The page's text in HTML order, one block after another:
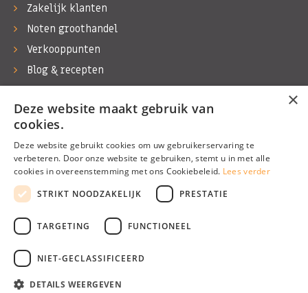
Zakelijk klanten
Noten groothandel
Verkooppunten
Blog & recepten
Werken bij Bas Boer Noten
Contact
©1974 - 2026 Bas Boer Noten
×
Deze website maakt gebruik van
cookies.
Deze website gebruikt cookies om uw gebruikerservaring te
verbeteren. Door onze website te gebruiken, stemt u in met alle
cookies in overeenstemming met ons Cookiebeleid. Lees verder
STRIKT NOODZAKELIJK
PRESTATIE
TARGETING FUNCTIONEEL
NIET-GECLASSIFICEERD
DETAILS WEERGEVEN